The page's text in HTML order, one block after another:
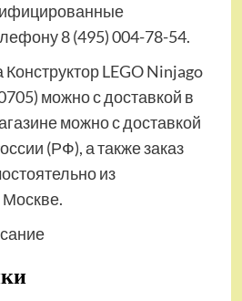
8 (495) 004-78-54.
LEGO Ninjago
можно с доставкой в
можно с доставкой
(РФ), а также заказ
из
Москве.